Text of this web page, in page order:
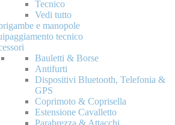
Tecnico
Vedi tutto
e manopole
tecnico
Bauletti & Borse
Antifurti
Dispositivi Bluetooth, Telefonia &
GPS
Coprimoto & Coprisella
Estensione Cavalletto
Parabrezza & Attacchi